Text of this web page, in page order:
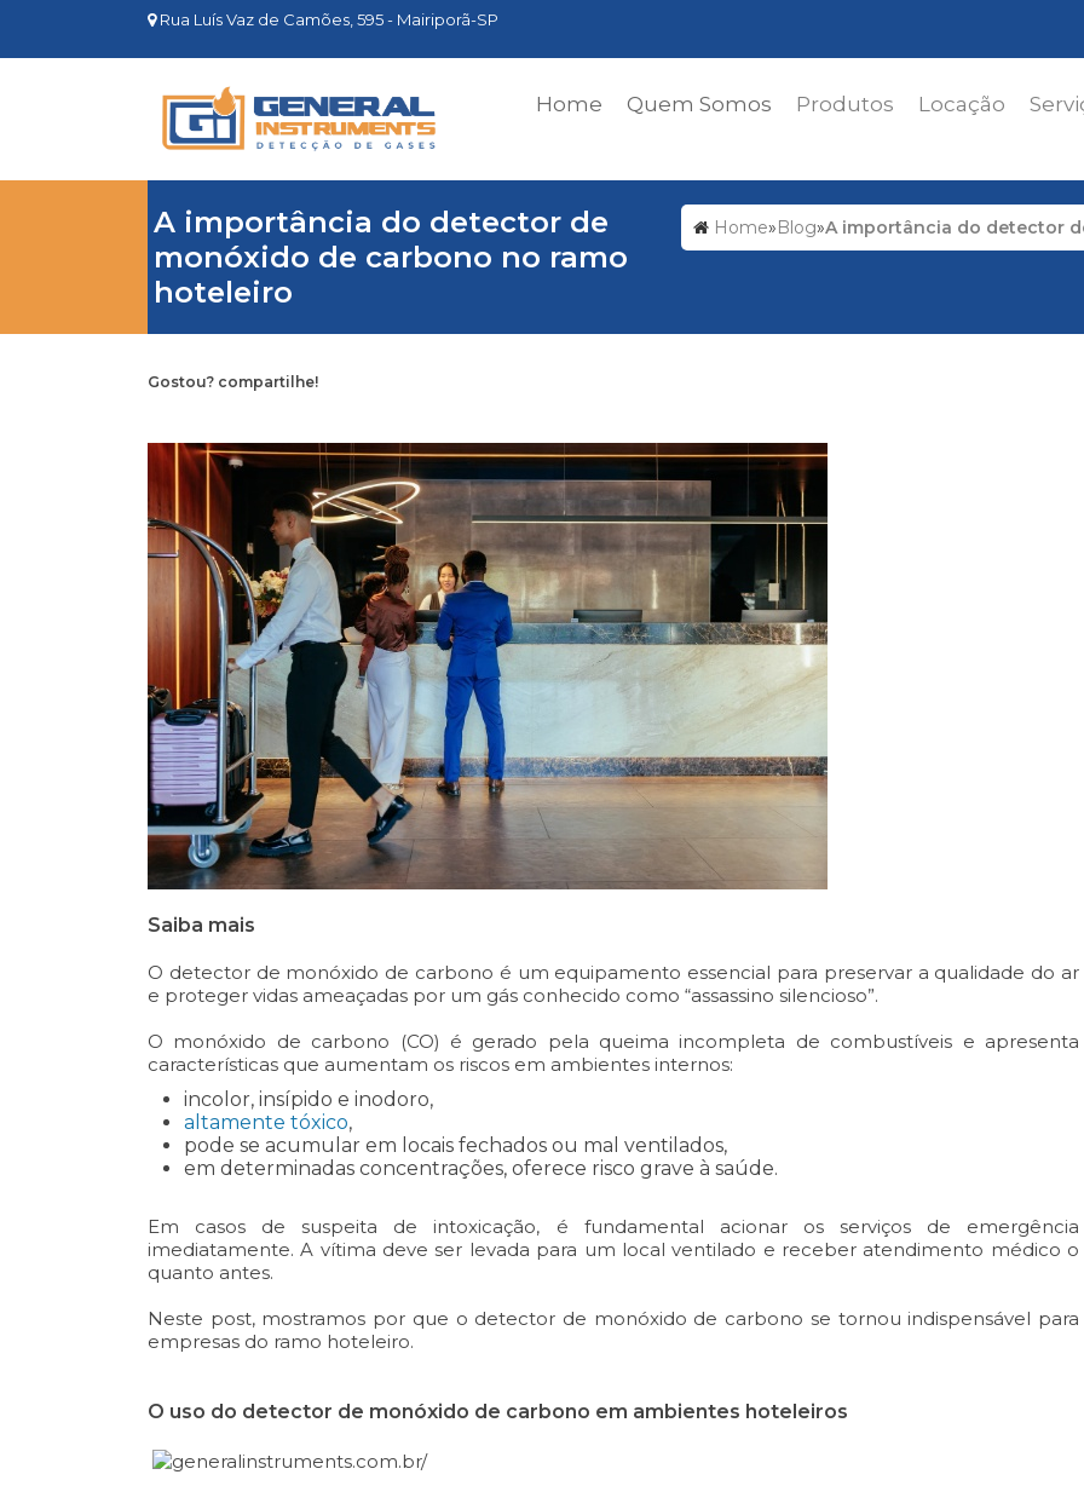
Rua Luís Vaz de Camões, 595 - Mairiporã-SP
Home Quem Somos Produtos Locação
Home»Blog»A importância do detector
A importância do detector de
monóxido de carbono no ramo
hoteleiro
Gostou? compartilhe!
Saiba mais
O detector de monóxido de carbono é um equipamento essencial para preservar a qualidade do ar
e proteger vidas ameaçadas por um gás conhecido como “assassino silencioso”.
O monóxido de carbono (CO) é gerado pela queima incompleta de combustíveis e apresenta
características que aumentam os riscos em ambientes internos:
incolor, insípido e inodoro,
altamente tóxico,
pode se acumular em locais fechados ou mal ventilados,
em determinadas concentrações, oferece risco grave à saúde.
Em casos de suspeita de intoxicação, é fundamental acionar os serviços de emergência
imediatamente. A vítima deve ser levada para um local ventilado e receber atendimento médico o
quanto antes.
Neste post, mostramos por que o detector de monóxido de carbono se tornou indispensável para
empresas do ramo hoteleiro.
O uso do detector de monóxido de carbono em ambientes hoteleiros